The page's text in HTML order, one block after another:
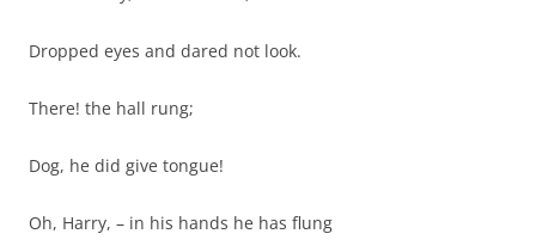
Dropped eyes and dared not look.
There! the hall rung;
Dog, he did give tongue!
Oh, Harry, – in his hands he has flung